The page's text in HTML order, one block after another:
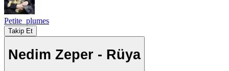
Petite_plumes
Takip Et
Nedim Zeper - Rüya